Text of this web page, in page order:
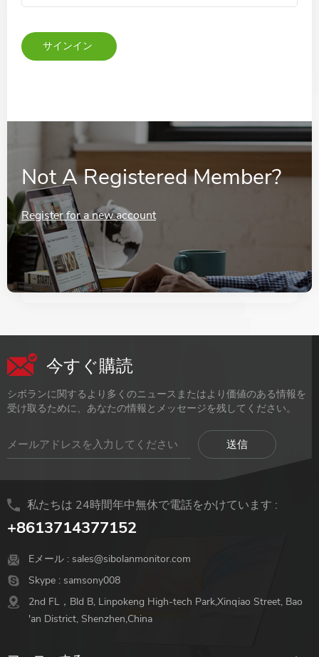
Not A Registered Member?
Register for a new account
今すぐ購読
シボランに関するより多くのニュースまたはより価値のある情報を
受け取るために、あなたの情報とメッセージを残してください。
私たちは 24時間年中無休で電話をかけています :
+8613714377152
Eメール : sales@sibolanmonitor.com
Skype : samsony008
2nd FL，Bld B, Linpokeng High-tech Park,Xinqiao Street, Bao
'an District, Shenzhen,China